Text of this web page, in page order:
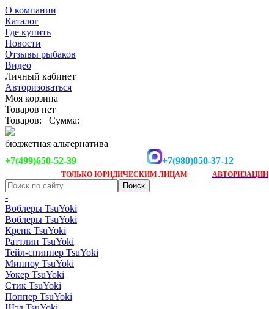
О компании
Каталог
Где купить
Новости
Отзывы рыбаков
Видео
Личный кабинет
Авторизоваться
Моя корзина
Товаров нет
Товаров:
Сумма:
бюджетная альтернатива
+7(499)650-52-39
+7(980)050-37-12
ТОЛЬКО ЮРИДИЧЕСКИМ ЛИЦАМ АВТОРИЗАЦИИ
-
Воблеры TsuYoki
Воблеры TsuYoki
Кренк TsuYoki
Раттлин TsuYoki
Тейл-спиннер TsuYoki
Минноу TsuYoki
Уокер TsuYoki
Стик TsuYoki
Поппер TsuYoki